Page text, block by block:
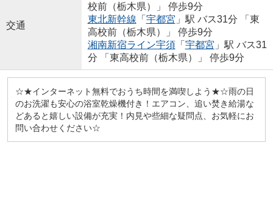
交通
校前（栃木県）」 停歩9分
東北新幹線 「 宇都宮 」駅 バス31分 「東
高校前（栃木県）」 停歩9分
湘南新宿ライン宇須「 宇都宮 」駅 バス31
分 「東高校前（栃木県）」 停歩9分
☆★インターネット無料でおうち時間を満喫しよう★☆雨の日
のお洗濯も安心の浴室乾燥機付き！エアコン、追い焚き給湯な
どあると嬉しい設備が充実！内見や些細な疑問点、お気軽にお
問い合わせください☆